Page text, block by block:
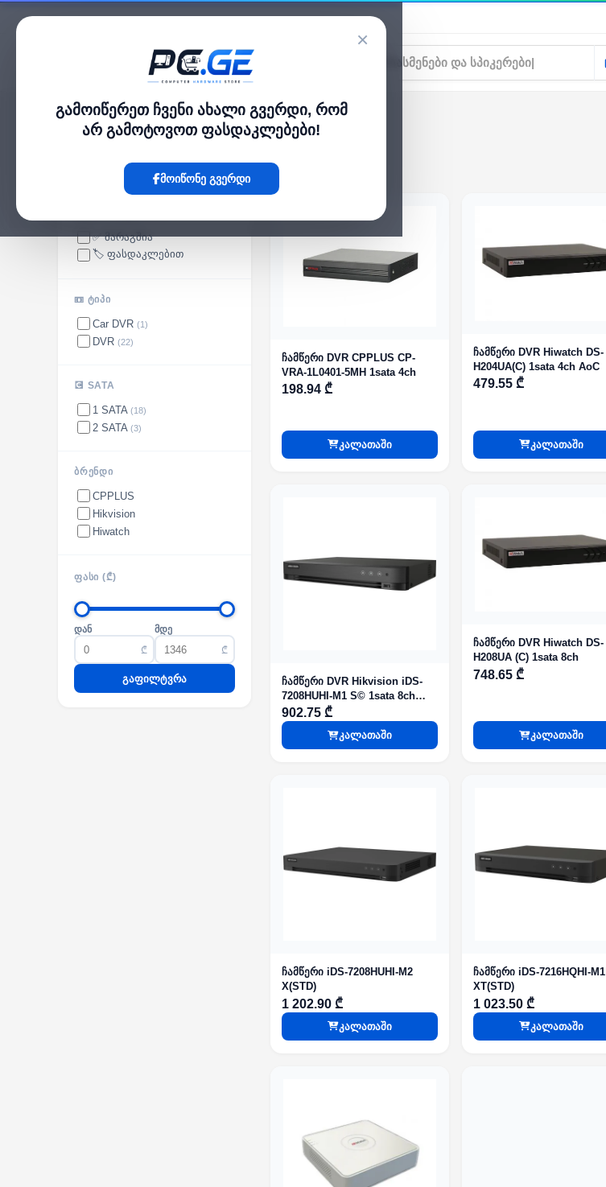
×
გამოიწერეთ ჩვენი ახალი გვერდი, რომ
არ გამოტოვოთ ფასდაკლებები!
მოიწონე გვერდი
კატალოგი
pc.ge/DVR ჩამწერი
DVR ჩამწერი
✅ მარაგშია
🏷️ ფასდაკლებით
📼 ᲢᲘᲞᲘ
Car DVR (1)
DVR (22)
💽 SATA
1 SATA (18)
2 SATA (3)
ᲑᲠᲔᲜᲓᲘ
CPPLUS
Hikvision
Hiwatch
ᲤᲐᲡᲘ (₾)
დან
₾
მდე
₾
გაფილტვრა
ჩამწერი DVR CPPLUS CP-
VRA-1L0401-5MH 1sata 4ch
198.94 ₾
კალათაში
ჩამწერი DVR Hiwatch DS-
H204UA(C) 1sata 4ch AoC
479.55 ₾
კალათაში
ჩამწერი DVR Hikvision iDS-
7208HUHI-M1 S© 1sata 8ch
AcuSense
902.75 ₾
კალათაში
ჩამწერი DVR Hiwatch DS-
H208UA (C) 1sata 8ch
748.65 ₾
კალათაში
ჩამწერი iDS-7208HUHI-M2
X(STD)
1 202.90 ₾
კალათაში
ჩამწერი iDS-7216HQHI-M1
XT(STD)
1 023.50 ₾
კალათაში